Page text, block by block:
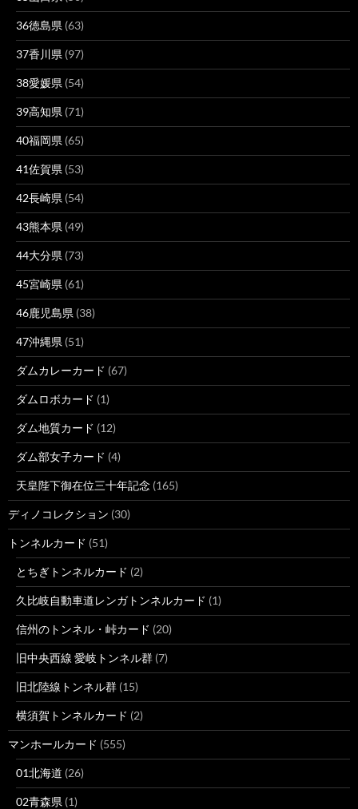
36徳島県 (63)
37香川県 (97)
38愛媛県 (54)
39高知県 (71)
40福岡県 (65)
41佐賀県 (53)
42長崎県 (54)
43熊本県 (49)
44大分県 (73)
45宮崎県 (61)
46鹿児島県 (38)
47沖縄県 (51)
ダムカレーカード (67)
ダムロボカード (1)
ダム地質カード (12)
ダム部女子カード (4)
天皇陛下御在位三十年記念 (165)
ディノコレクション (30)
トンネルカード (51)
とちぎトンネルカード (2)
久比岐自動車道レンガトンネルカード (1)
信州のトンネル・峠カード (20)
旧中央西線 愛岐トンネル群 (7)
旧北陸線トンネル群 (15)
横須賀トンネルカード (2)
マンホールカード (555)
01北海道 (26)
02青森県 (1)